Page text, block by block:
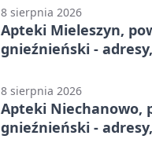
8 sierpnia 2026
Apteki Mieleszyn,
gnieźnieński -
8 sierpnia 2026
Apteki Niechanowo,
gnieźnieński -